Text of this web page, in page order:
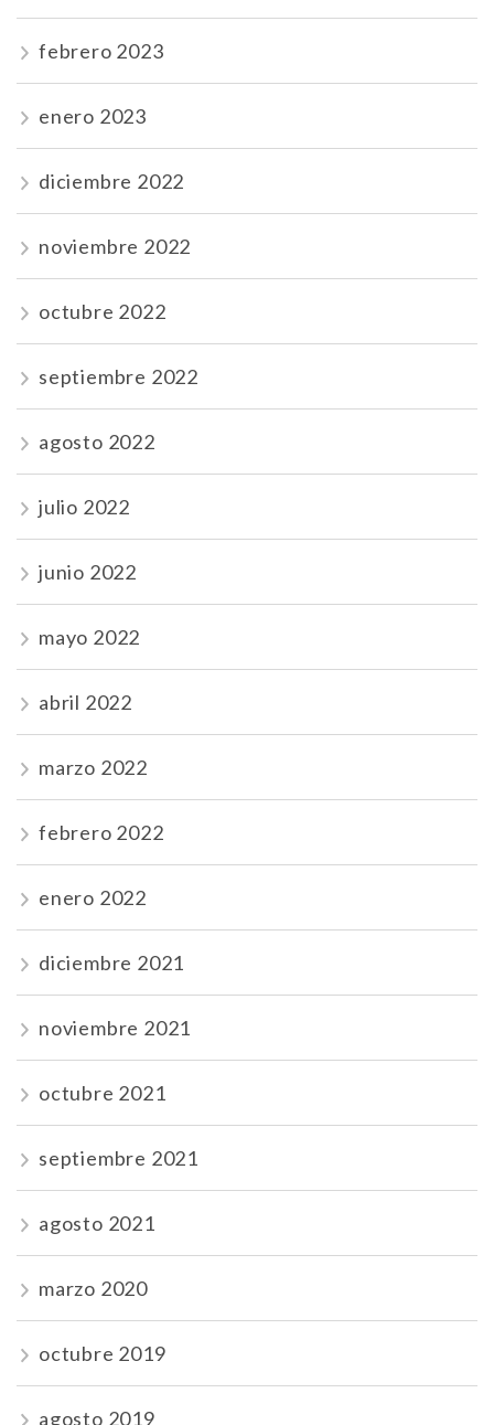
febrero 2023
enero 2023
diciembre 2022
noviembre 2022
octubre 2022
septiembre 2022
agosto 2022
julio 2022
junio 2022
mayo 2022
abril 2022
marzo 2022
febrero 2022
enero 2022
diciembre 2021
noviembre 2021
octubre 2021
septiembre 2021
agosto 2021
marzo 2020
octubre 2019
agosto 2019